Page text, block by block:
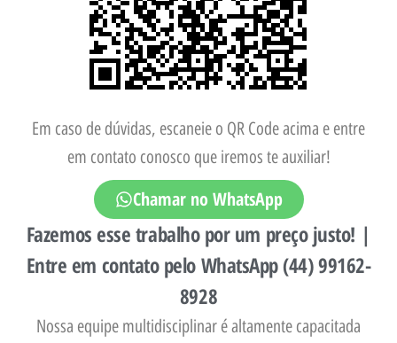
Em caso de dúvidas, escaneie o QR Code acima e entre
em contato conosco que iremos te auxiliar!
Chamar no WhatsApp
Fazemos esse trabalho por um preço justo! |
Entre em contato pelo WhatsApp (44) 99162-
8928
Nossa equipe multidisciplinar é altamente capacitada